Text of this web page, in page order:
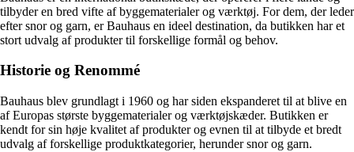
tilbyder en bred vifte af byggematerialer og værktøj. For dem, der leder
efter snor og garn, er Bauhaus en ideel destination, da butikken har et
stort udvalg af produkter til forskellige formål og behov.
Historie og Renommé
Bauhaus blev grundlagt i 1960 og har siden ekspanderet til at blive en
af Europas største byggematerialer og værktøjskæder. Butikken er
kendt for sin høje kvalitet af produkter og evnen til at tilbyde et bredt
udvalg af forskellige produktkategorier, herunder snor og garn.